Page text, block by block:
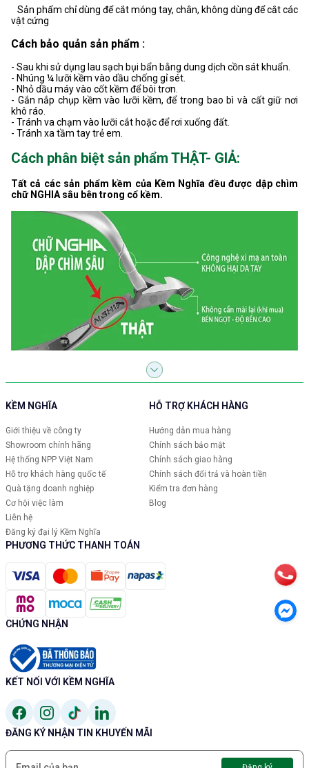
Sản phẩm chỉ dùng để cắt móng tay, chân, không dùng để cắt các
vật cứng
Cách bảo quản sản phẩm :
- Sau khi sử dụng lau sạch bụi bẩn bằng dung dịch cồn sát khuẩn.
- Nhúng ¼ lưỡi kềm vào dầu chống gỉ sét.
- Nhỏ dầu máy vào cốt kềm để bôi trơn.
- Gắn nắp chụp kềm vào lưỡi kềm, để trong bao bì và cất giữ nơi
khô ráo.
- Tránh va chạm vào lưỡi cắt hoặc để rơi xuống đất.
- Tránh xa tầm tay trẻ em.
Cách phân biệt sản phẩm THẬT- GIẢ:
Tất cả các sản phẩm kềm của Kềm Nghĩa đều được dập chìm
chữ NGHIA sâu bên trong cổ kềm.
KỀM NGHĨA
Giới thiệu về công ty
Showroom chính hãng
Hệ thống NPP Việt Nam
Hỗ trợ khách hàng quốc tế
Quà tặng doanh nghiệp
Cơ hội việc làm
Liên hệ
Đăng ký đại lý Kềm Nghĩa
HỖ TRỢ KHÁCH HÀNG
Hướng dẫn mua hàng
Chính sách bảo mật
Chính sách giao hàng
Chính sách đổi trả và hoàn tiền
Kiểm tra đơn hàng
Blog
PHƯƠNG THỨC THANH TOÁN
CHỨNG NHẬN
KẾT NỐI VỚI KỀM NGHĨA
ĐĂNG KÝ NHẬN TIN KHUYẾN MÃI